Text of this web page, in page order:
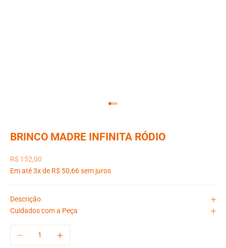
Ir para item 1
Ir para item 2
Ir para item 3
BRINCO MADRE INFINITA RÓDIO
Preço promocional
R$ 152,00
Em até 3x de R$ 50,66 sem juros
Descrição
Cuidados com a Peça
Diminuir quantidade